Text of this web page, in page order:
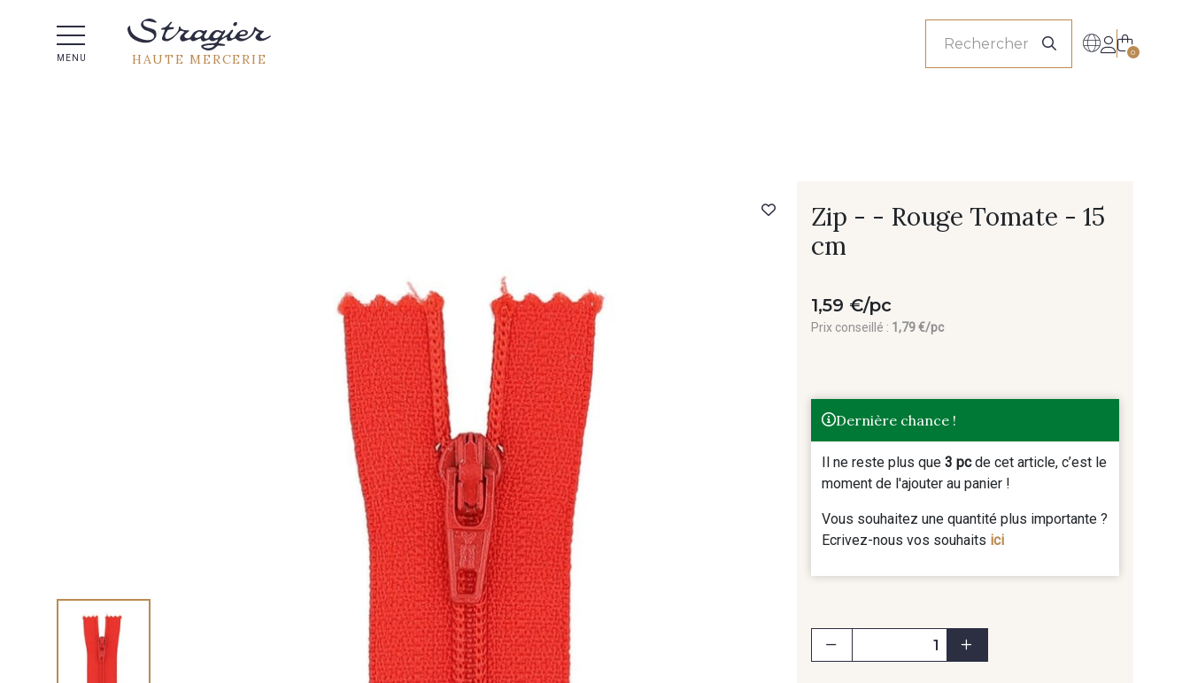
MENU HAUTE MERCERIE 0
Zip - - Rouge Tomate - 15
cm
1,59 €/pc
Prix conseillé : 1,79 €/pc
Dernière chance !
Il ne reste plus que 3 pcde cet article, c’est le
moment de l'ajouter au panier !
Vous souhaitez une quantité plus importante ?
Ecrivez-nous vos souhaits ici